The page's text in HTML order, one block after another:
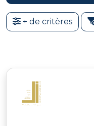
+ de critères